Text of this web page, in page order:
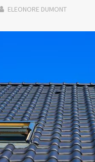
ELEONORE DUMONT